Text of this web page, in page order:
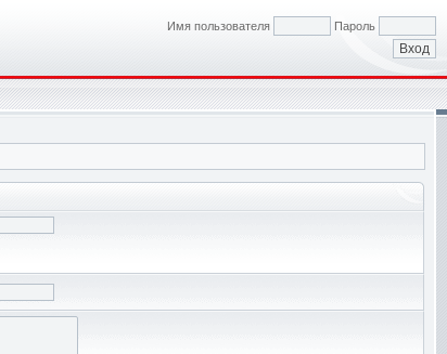
Имя пользователя Пароль